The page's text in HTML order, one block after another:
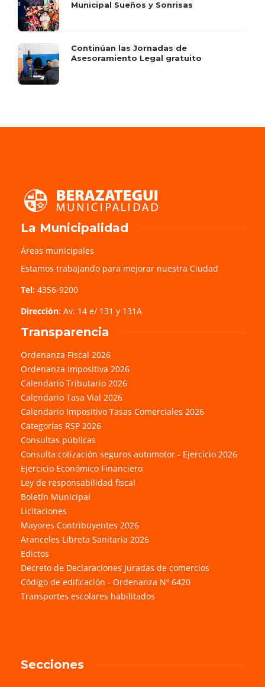
Municipal Sueños y Sonrisas
Continúan las Jornadas de
Asesoramiento Legal gratuito
La Municipalidad
Áreas municipales
Estamos trabajando para mejorar nuestra Ciudad
Tel: 4356-9200
Dirección: Av. 14 e/ 131 y 131A
Transparencia
Ordenanza Fiscal 2026
Ordenanza Impositiva 2026
Calendario Tributario 2026
Calendario Tasa Vial 2026
Calendario Impositivo Tasas Comerciales 2026
Categorías RSP 2026
Consultas públicas
Consulta cotización seguros automotor - Ejercicio 2026
Ejercicio Económico Financiero
Ley de responsabilidad fiscal
Boletín Municipal
Licitaciones
Mayores Contribuyentes 2026
Aranceles Libreta Sanitaria 2026
Edictos
Decreto de Declaraciones Juradas de comercios
Código de edificación - Ordenanza Nº 6420
Transportes escolares habilitados
Secciones